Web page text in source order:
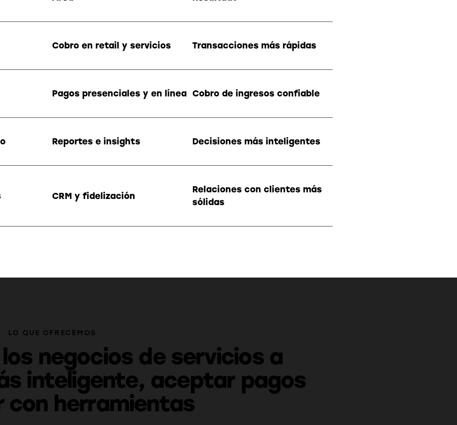
Cobro en retail y servicios Transacciones más rápidas
Pagos presenciales y en línea Cobro de ingresos confiable
Reportes e insights Decisiones más inteligentes
CRM y fidelización
Relaciones con clientes más
sólidas
LO QUE OFRECEMOS
negocios de servicios a
inteligente, aceptar pagos
herramientas